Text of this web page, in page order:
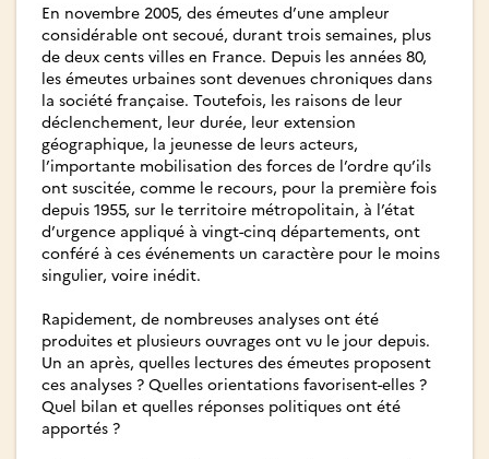
En novembre 2005, des émeutes d’une ampleur
considérable ont secoué, durant trois semaines, plus
de deux cents villes en France. Depuis les années 80,
les émeutes urbaines sont devenues chroniques dans
la société française. Toutefois, les raisons de leur
déclenchement, leur durée, leur extension
géographique, la jeunesse de leurs acteurs,
l’importante mobilisation des forces de l’ordre qu’ils
ont suscitée, comme le recours, pour la première fois
depuis 1955, sur le territoire métropolitain, à l’état
d’urgence appliqué à vingt-cinq départements, ont
conféré à ces événements un caractère pour le moins
singulier, voire inédit.
Rapidement, de nombreuses analyses ont été
produites et plusieurs ouvrages ont vu le jour depuis.
Un an après, quelles lectures des émeutes proposent
ces analyses ? Quelles orientations favorisent-elles ?
Quel bilan et quelles réponses politiques ont été
apportés ?